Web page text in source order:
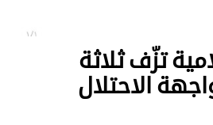
تزّف ثلاثة
الاحتلال